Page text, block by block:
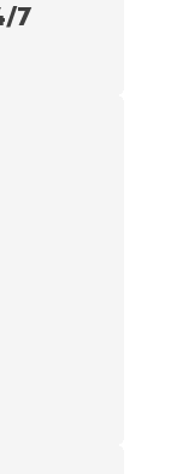
7